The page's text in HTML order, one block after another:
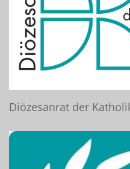
Diözesanrat der